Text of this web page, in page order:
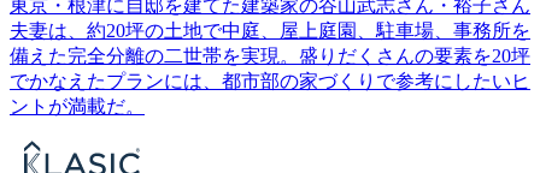
東京・根津に自邸を建てた建築家の谷山武志さん・裕子さん
夫妻は、約20坪の土地で中庭、屋上庭園、駐車場、事務所を
備えた完全分離の二世帯を実現。盛りだくさんの要素を20坪
でかなえたプランには、都市部の家づくりで参考にしたいヒ
ントが満載だ。